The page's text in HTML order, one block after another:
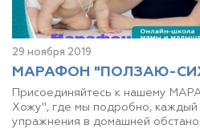
29 ноября 2019
МАРАФОН "ПОЛЗАЮ-
Присоединяйтесь к нашему
Хожу", где мы подробно, каждый
упражнения в домашней